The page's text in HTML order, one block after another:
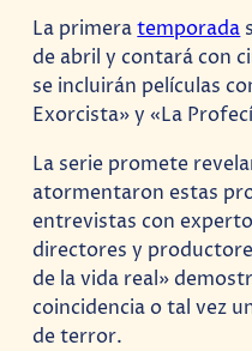
La primeratemporada
de abril y contará con
se incluirán películas
Exorcista» y «La
La serie promete
atormentaron estas
entrevistas con
directores y
de la vida real»
coincidencia o tal vez
de terror.